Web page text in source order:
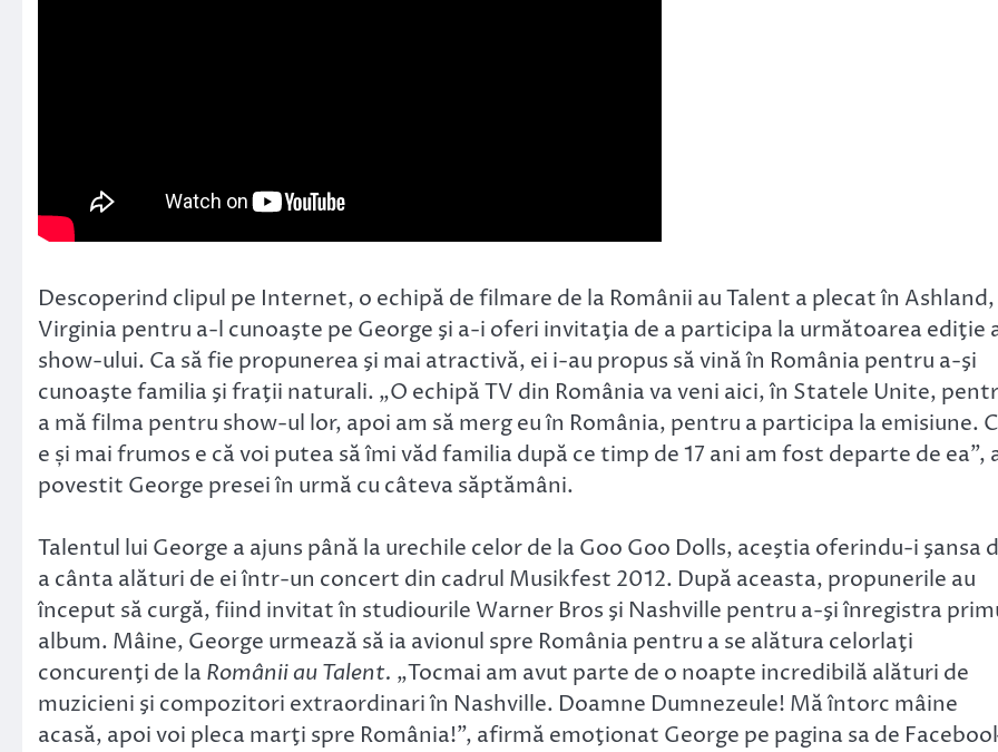
Descoperind clipul pe Internet, o echipă de filmare de la Românii au Talent a plecat în Ashland,
Virginia pentru a-l cunoaşte pe George şi a-i oferi invitaţia de a participa la următoarea ediţie
show-ului. Ca să fie propunerea şi mai atractivă, ei i-au propus să vină în România pentru a-şi
cunoaşte familia şi fraţii naturali. „O echipă TV din România va veni aici, în Statele Unite,
a mă filma pentru show-ul lor, apoi am să merg eu în România, pentru a participa la emisiune.
e și mai frumos e că voi putea să îmi văd familia după ce timp de 17 ani am fost departe de ea”,
povestit George presei în urmă cu câteva săptămâni.
Talentul lui George a ajuns până la urechile celor de la Goo Goo Dolls, aceştia oferindu-i şansa
a cânta alături de ei într-un concert din cadrul Musikfest 2012. După aceasta, propunerile au
început să curgă, fiind invitat în studiourile Warner Bros şi Nashville pentru a-şi înregistra
album. Mâine, George urmează să ia avionul spre România pentru a se alătura celorlaţi
concurenţi de la Românii au Talent. „Tocmai am avut parte de o noapte incredibilă alături de
muzicieni şi compozitori extraordinari în Nashville. Doamne Dumnezeule! Mă întorc mâine
acasă, apoi voi pleca marţi spre România!”, afirmă emoţionat George pe pagina sa de